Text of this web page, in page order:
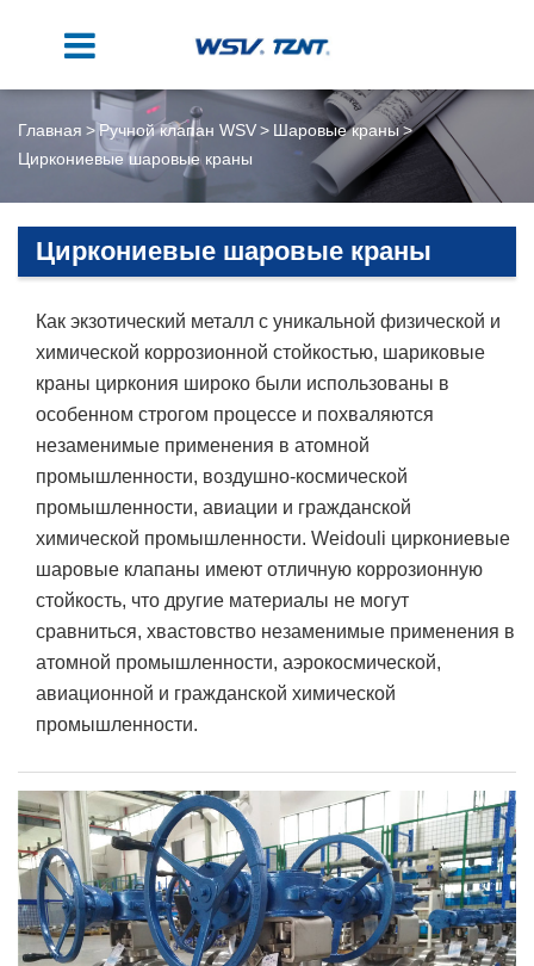
Главная Ручной клапан WSV
Шаровые краны
Циркониевые шаровые краны
Циркониевые шаровые краны
Как экзотический металл с уникальной физической и
химической коррозионной стойкостью, шариковые
краны циркония широко были использованы в
особенном строгом процессе и похваляются
незаменимые применения в атомной
промышленности, воздушно-космической
промышленности, авиации и гражданской
химической промышленности. Weidouli циркониевые
шаровые клапаны имеют отличную коррозионную
стойкость, что другие материалы не могут
сравниться, хвастовство незаменимые применения в
атомной промышленности, аэрокосмической,
авиационной и гражданской химической
промышленности.